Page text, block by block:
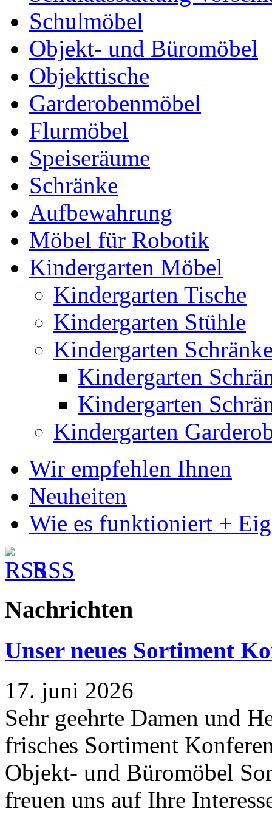
Schulmöbel
Objekt- und Büromöbel
Objekttische
Garderobenmöbel
Flurmöbel
Speiseräume
Schränke
Aufbewahrung
Möbel für Robotik
Kindergarten Möbel
Kindergarten Tische
Kindergarten Stühle
Kindergarten
Kindergarten
Kindergarten
Kindergarten
Wir empfehlen Ihnen
Neuheiten
Wie es funktioniert +
RSS
Nachrichten
Unser neues Sortiment
17. juni 2026
Sehr geehrte Damen und
frisches Sortiment
Objekt- und Büromöbel
freuen uns auf Ihre